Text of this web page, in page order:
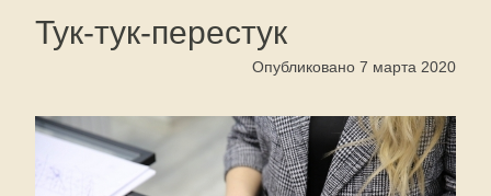
Тук-тук-перестук
Опубликовано 7 марта 2020